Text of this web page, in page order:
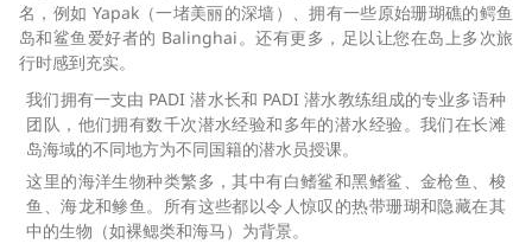
名，例如 Yapak（一堵美丽的深墙）、拥有一些原始珊瑚礁的鳄鱼
岛和鲨鱼爱好者的 Balinghai。还有更多，足以让您在岛上多次旅
行时感到充实。
我们拥有一支由 PADI 潜水长和 PADI 潜水教练组成的专业多语种
团队，他们拥有数千次潜水经验和多年的潜水经验。我们在长滩
岛海域的不同地方为不同国籍的潜水员授课。
这里的海洋生物种类繁多，其中有白鳍鲨和黑鳍鲨、金枪鱼、梭
鱼、海龙和鲹鱼。所有这些都以令人惊叹的热带珊瑚和隐藏在其
中的生物（如裸鳃类和海马）为背景。